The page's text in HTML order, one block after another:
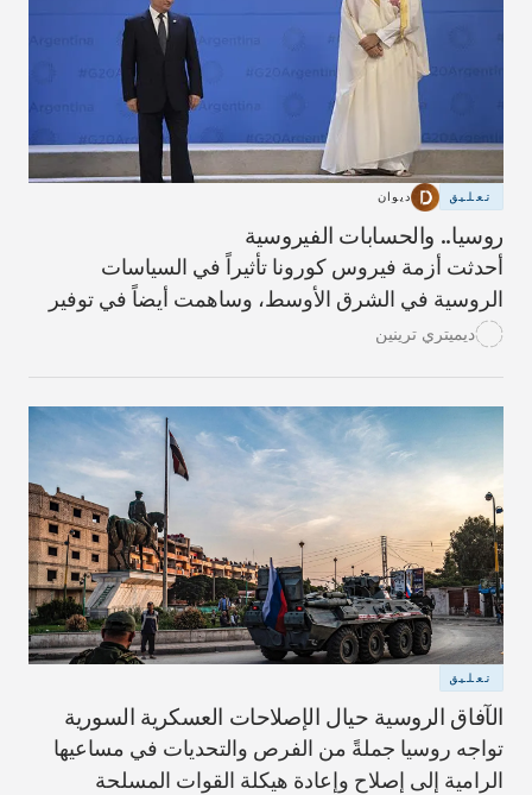
تعليق ديوان
روسيا.. والحسابات الفيروسية
أحدثت أزمة فيروس كورونا تأثيراً في السياسات
الروسية في الشرق الأوسط، وساهمت أيضاً في توفير
فرص.ديميتري ترينين
تعليق
الآفاق الروسية حيال الإصلاحات العسكرية السورية
تواجه روسيا جملةً من الفرص والتحديات في مساعيها
الرامية إلى إصلاح وإعادة هيكلة القوات المسلحة